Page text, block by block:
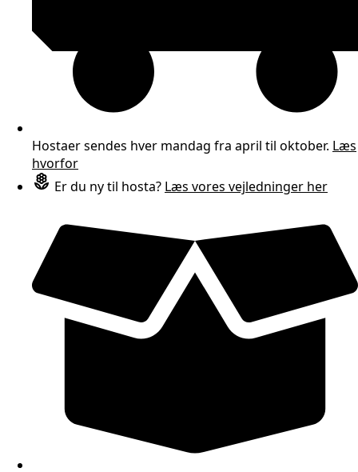
Hostaer sendes hver mandag fra april til oktober. Læs
hvorfor
Er du ny til hosta? Læs vores vejledninger her